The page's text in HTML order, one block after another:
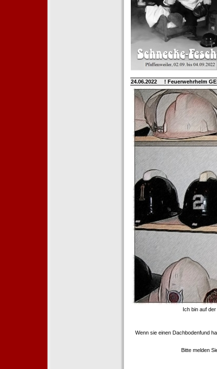
24.06.2022 ! Feuerwehrhelm
Ich bin auf
Wenn sie einen Dachbodenfund
Bitte melden